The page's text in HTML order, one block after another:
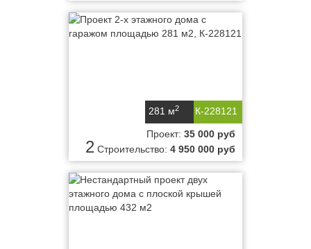
К-228121
281 м2
2
Проект: 35 000 руб
Строительство: 4 950 000 руб